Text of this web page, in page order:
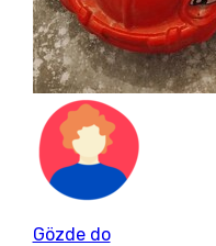
Gözde do